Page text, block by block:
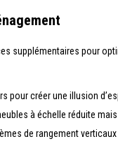
supplémentaires pour
pour créer une illusion
à échelle réduite
de rangement verticaux